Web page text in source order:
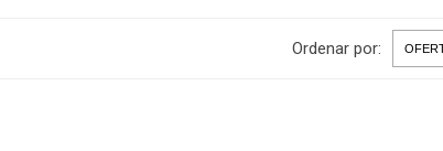
Ordenar por: